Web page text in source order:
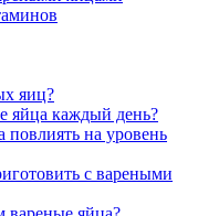
яиц?
яйца каждый день?
на уровень
с вареными